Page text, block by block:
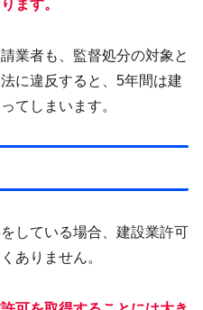
ます。
業者も、監督処分の対象と
に違反すると、5年間は建
てしまいます。
している場合、建設業許可
ありません。